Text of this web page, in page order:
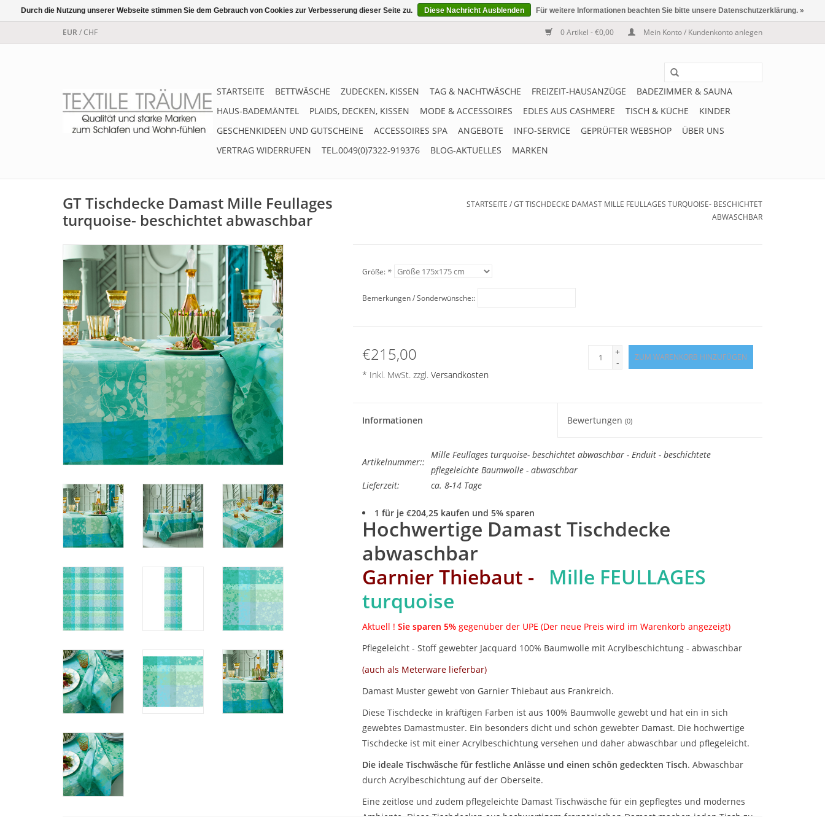
EUR/CHF 0 Artikel - €0,00 Mein Konto / Kundenkonto anlegen
STARTSEITE BETTWÄSCHE ZUDECKEN, KISSEN TAG & NACHTWÄSCHE FREIZEIT-HAUSANZÜGE
BADEZIMMER & SAUNA
HAUS-BADEMÄNTEL
PLAIDS, DECKEN, KISSEN MODE & ACCESSOIRES EDLES AUS CASHMERE TISCH & KÜCHE
KINDER
GESCHENKIDEEN UND GUTSCHEINE
ACCESSOIRES SPA ANGEBOTE INFO-SERVICE GEPRÜFTER WEBSHOP
ÜBER UNS
VERTRAG WIDERRUFEN
TEL.0049(0)7322-919376 BLOG-AKTUELLES MARKEN
GT Tischdecke Damast Mille Feullages
turquoise- beschichtet abwaschbar
STARTSEITE /GT TISCHDECKE DAMAST MILLE FEULLAGES TURQUOISE- BESCHICHTET
ABWASCHBAR
Größe: *
Bemerkungen / Sonderwünsche::
€215,00
* Inkl. MwSt. zzgl. Versandkosten
+
-
ZUM WARENKORB HINZUFÜGEN
Informationen Bewertungen(0)
Artikelnummer::
Mille Feullages turquoise- beschichtet abwaschbar - Enduit - beschichtete
pflegeleichte Baumwolle - abwaschbar
Lieferzeit:
ca. 8-14 Tage
1 für je €204,25 kaufen und 5% sparen
Hochwertige Damast Tischdecke
abwaschbar
Garnier Thiebaut - Mille FEULLAGES
turquoise
Aktuell ! Sie sparen 5% gegenüber der UPE (Der neue Preis wird im Warenkorb angezeigt)
Pflegeleicht - Stoff gewebter Jacquard 100% Baumwolle mit Acrylbeschichtung - abwaschbar
(auch als Meterware lieferbar)
Damast Muster gewebt von Garnier Thiebaut aus Frankreich.
Diese Tischdecke in kräftigen Farben ist aus 100% Baumwolle gewebt und hat ein in sich
gewebtes Damastmuster. Ein besonders dicht und schön gewebter Damast. Die hochwertige
Tischdecke ist mit einer Acrylbeschichtung versehen und daher abwaschbar und pflegeleicht.
Die ideale Tischwäsche für festliche Anlässe und einen schön gedeckten Tisch. Abwaschbar
durch Acrylbeschichtung auf der Oberseite.
Eine zeitlose und zudem pflegeleichte Damast Tischwäsche für ein gepflegtes und modernes
Ambiente. Diese Tischdecken aus hochwertigem französischen Damast machen jeden Tisch zu
Durch die Nutzung unserer Webseite stimmen Sie dem Gebrauch von Cookies zur Verbesserung dieser Seite zu. Diese Nachricht Ausblenden Für weitere Informationen beachten Sie bitte unsere Datenschutzerklärung. »